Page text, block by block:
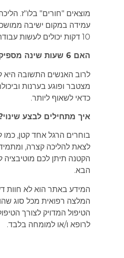
מוצאים "חורים" בלו"ז. הליכה
עמידה במקום ישיבה ממושכת
האם 6 שעות שינה מספיקות?
לרוב האנשים התשובה היא לא.
מצטבר ופוגע בערנות וביכולת
כדאי לשאוף ליותר.
איך מתחילים לבצע שינוי?
בוחרים הרגל אחד קטן, כמו
לצאת להליכה קצרה, ומתמידים
הקטנה תיתן לכם מוטיבציה
הבא.
המידע באתר הוא לא חוות דעת
המלצה רפואית מכל סוג שהוא,
הטיפול המדויק לצורך הטיפול
לרופא ו/או למומחה בלבד.